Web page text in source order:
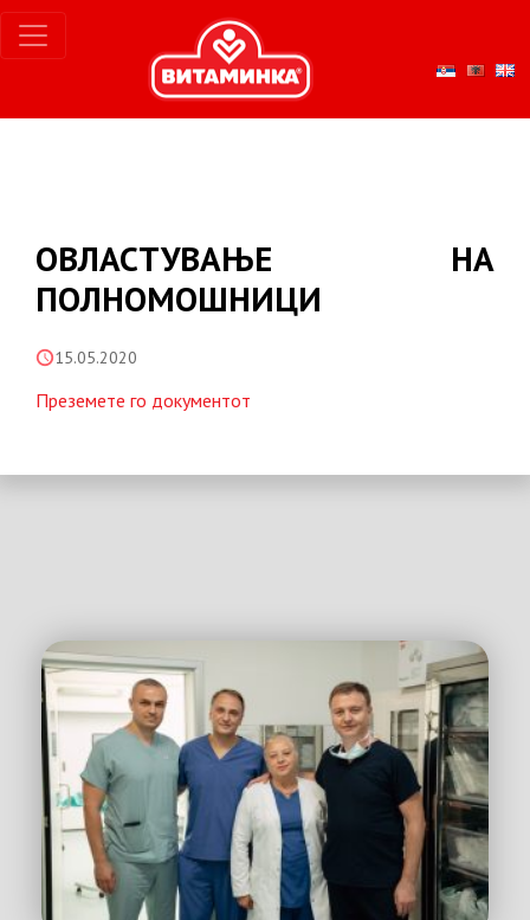
ОВЛАСТУВАЊЕ НА
ПОЛНОМОШНИЦИ
15.05.2020
Преземете го документот